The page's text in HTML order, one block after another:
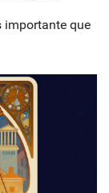
importante que